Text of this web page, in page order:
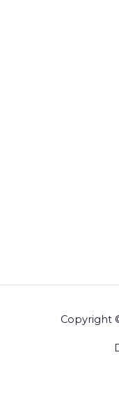
Copyright